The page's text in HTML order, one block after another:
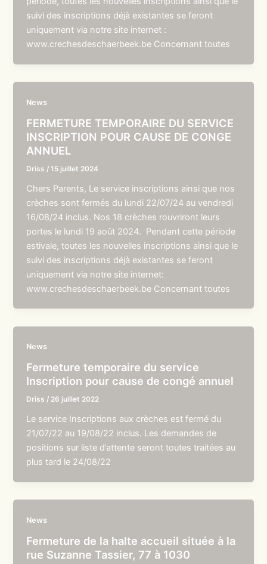
suivi des inscriptions déjà existantes se feront
uniquement via notre site internet :
www.crechesdeschaerbeek.be Concernant toutes
News
FERMETURE TEMPORAIRE DU SERVICE
INSCRIPTION POUR CAUSE DE CONGE
ANNUEL
Driss /15 juillet 2024
Chers Parents, Le service inscriptions ainsi que nos
crèches sont fermés du lundi 22/07/24 au vendredi
16/08/24 inclus. Nos 18 crèches rouvriront leurs
portes le lundi 19 août 2024. Pendant cette période
estivale, toutes les nouvelles inscriptions ainsi que le
suivi des inscriptions déjà existantes se feront
uniquement via notre site internet:
www.crechesdeschaerbeek.be Concernant toutes
News
Fermeture temporaire du service
Inscription pour cause de congé annuel
Driss / 26 juillet 2022
Le service Inscriptions aux crèches est fermé du
21/07/22 au 19/08/22 inclus. Les demandes de
positions sur liste d’attente seront toutes traitées au
plus tard le 24/08/22
News
Fermeture de la halte accueil située à la
rue Suzanne Tassier, 77 à 1030